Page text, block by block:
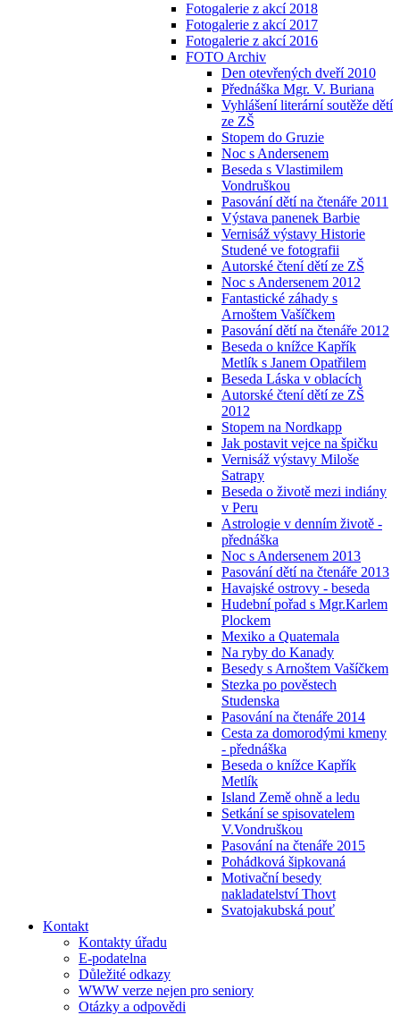
Fotogalerie z akcí 2018
Fotogalerie z akcí 2017
Fotogalerie z akcí 2016
FOTO Archiv
Den otevřených dveří 2010
Přednáška Mgr. V. Buriana
Vyhlášení literární soutěže dětí
ze ZŠ
Stopem do Gruzie
Noc s Andersenem
Beseda s Vlastimilem
Vondruškou
Pasování dětí na čtenáře 2011
Výstava panenek Barbie
Vernisáž výstavy Historie
Studené ve fotografii
Autorské čtení dětí ze ZŠ
Noc s Andersenem 2012
Fantastické záhady s
Arnoštem Vašíčkem
Pasování dětí na čtenáře 2012
Beseda o knížce Kapřík
Metlík s Janem Opatřilem
Beseda Láska v oblacích
Autorské čtení dětí ze ZŠ
2012
Stopem na Nordkapp
Jak postavit vejce na špičku
Vernisáž výstavy Miloše
Satrapy
Beseda o životě mezi indiány
v Peru
Astrologie v denním životě -
přednáška
Noc s Andersenem 2013
Pasování dětí na čtenáře 2013
Havajské ostrovy - beseda
Hudební pořad s Mgr.Karlem
Plockem
Mexiko a Quatemala
Na ryby do Kanady
Besedy s Arnoštem Vašíčkem
Stezka po pověstech
Studenska
Pasování na čtenáře 2014
Cesta za domorodými kmeny
- přednáška
Beseda o knížce Kapřík
Metlík
Island Země ohně a ledu
Setkání se spisovatelem
V.Vondruškou
Pasování na čtenáře 2015
Pohádková šipkovaná
Motivační besedy
nakladatelství Thovt
Svatojakubská pouť
Kontakt
Kontakty úřadu
E-podatelna
Důležité odkazy
WWW verze nejen pro seniory
Otázky a odpovědi